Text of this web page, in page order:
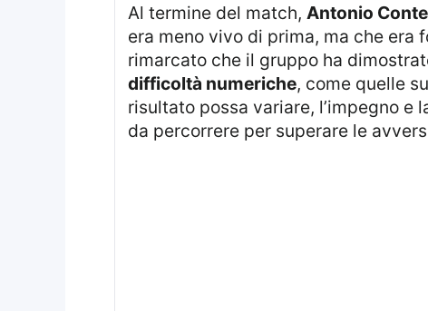
Al termine del match, Antonio Conte
era meno vivo di prima, ma che era
rimarcato che il gruppo ha
difficoltà numeriche, come quelle
risultato possa variare, l’impegno e
da percorrere per superare le